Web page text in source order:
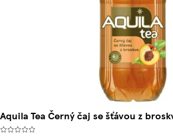
Aquila Tea Černý čaj se šťávou z